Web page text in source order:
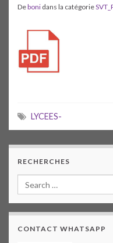
Deboni dans la catégorie
LYCEES-
RECHERCHES
CONTACT WHATSAPP